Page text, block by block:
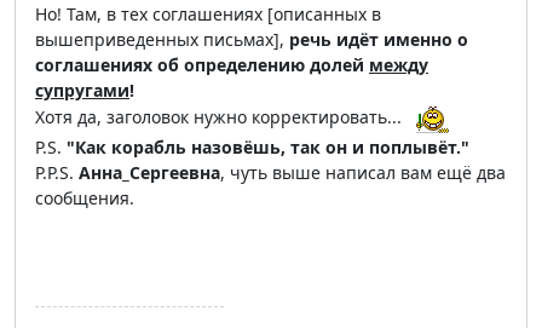
Но! Там, в тех соглашениях [описанных в
вышеприведенных письмах], речь идёт именно о
соглашениях об определению долей между
супругами!
Хотя да, заголовок нужно корректировать...
P.S. "Как корабль назовёшь, так он и поплывёт."
P.P.S. Анна_Сергеевна, чуть выше написал вам ещё два
сообщения.